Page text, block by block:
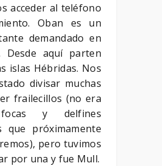
acceder al teléfono
Oban es un
demandado en
Desde aquí parten
islas Hébridas. Nos
divisar muchas
frailecillos (no era
y delfines
que próximamente
pero tuvimos
por una y fue Mull.